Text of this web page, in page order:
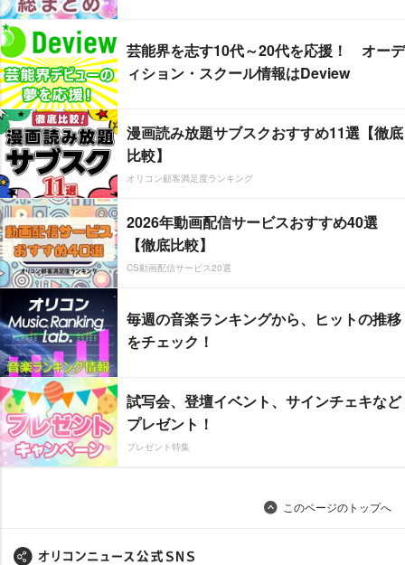
芸能界を志す10代～20代を応援！ オーデ
ィション・スクール情報はDeview
漫画読み放題サブスクおすすめ11選【徹底
比較】
オリコン顧客満足度ランキング
2026年動画配信サービスおすすめ40選
【徹底比較】
CS動画配信サービス20選
毎週の音楽ランキングから、ヒットの推移
をチェック！
試写会、登壇イベント、サインチェキなど
プレゼント！
プレゼント特集
このページのトップへ